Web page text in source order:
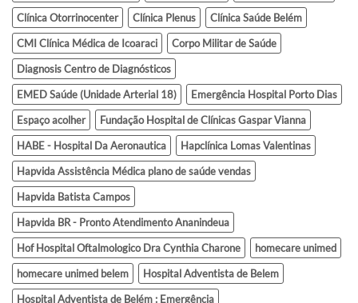
Clínica Otorrinocenter
Clínica Plenus
Clínica Saúde Belém
CMI Clínica Médica de Icoaraci
Corpo Militar de Saúde
Diagnosis Centro de Diagnósticos
EMED Saúde (Unidade Arterial 18)
Emergência Hospital Porto Dias
Espaço acolher
Fundação Hospital de Clínicas Gaspar Vianna
HABE - Hospital Da Aeronautica
Hapclínica Lomas Valentinas
Hapvida Assistência Médica plano de saúde vendas
Hapvida Batista Campos
Hapvida BR - Pronto Atendimento Ananindeua
Hof Hospital Oftalmologico Dra Cynthia Charone
homecare unimed
homecare unimed belem
Hospital Adventista de Belem
Hospital Adventista de Belém : Emergência